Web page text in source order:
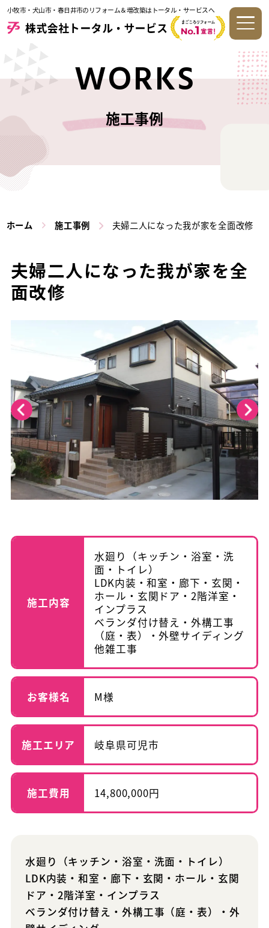
小牧市・犬山市・春日井市のリフォーム＆増改築はトータル・サービスへ
WORKS
施工事例
ホーム 施工事例 夫婦二人になった我が家を全面改修
夫婦二人になった我が家を全
面改修
施工内容
水廻り（キッチン・浴室・洗
面・トイレ）
LDK内装・和室・廊下・玄関・
ホール・玄関ドア・2階洋室・
インプラス
ベランダ付け替え・外構工事
（庭・表）・外壁サイディング
他雑工事
お客様名 M様
施工エリア 岐阜県可児市
施工費用 14,800,000円
水廻り（キッチン・浴室・洗面・トイレ）
LDK内装・和室・廊下・玄関・ホール・玄関
ドア・2階洋室・インプラス
ベランダ付け替え・外構工事（庭・表）・外